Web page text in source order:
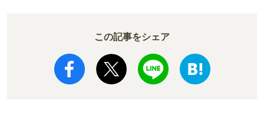
この記事をシェア